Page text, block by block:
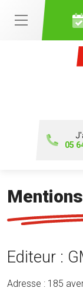
05
Editeur :
Adresse : 185